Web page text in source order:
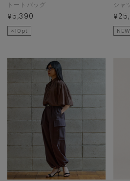
トートバッグ
¥5,390
×10pt
シャ
NEW